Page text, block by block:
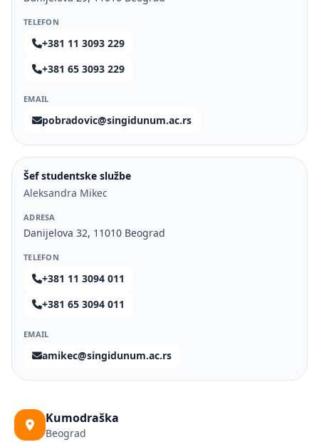
TELEFON
+381 11 3093 229
+381 65 3093 229
EMAIL
pobradovic@singidunum.ac.rs
Šef studentske službe
Aleksandra Mikec
ADRESA
Danijelova 32, 11010 Beograd
TELEFON
+381 11 3094 011
+381 65 3094 011
EMAIL
amikec@singidunum.ac.rs
Kumodraška
Beograd